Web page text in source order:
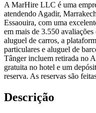
A MarHire LLC é uma
atendendo Agadir,
Essaouira, com uma
em mais de 3.550
aluguel de carros, a
particulares e aluguel de
Tânger incluem retirada no
gratuita no hotel e um
reserva. As reservas são
Descrição